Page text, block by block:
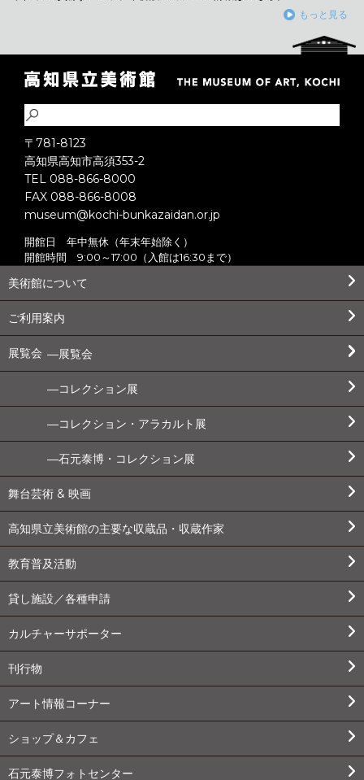
もっと見る
〒781-8123
高知県高知市高須353-2
TEL 088-866-8000
FAX 088-866-8008
museum@kochi-bunkazaidan.or.jp
開館日 年中無休（年末年始除く）
開館時間 9:00～17:00（入館は16:30まで）
美術館について
ご利用案内
展覧会 展覧会
コレクション展
コレクション・アラカルト展
石元泰博・コレクション展
舞台芸術 & 映画
高知県立美術館の主要な収蔵品・収蔵作家
教育普及活動
貸し施設／各種申請
カルチャーサポーター
刊行物
アート情報コーナー
ショップ＆カフェ
石元泰博フォトセンター